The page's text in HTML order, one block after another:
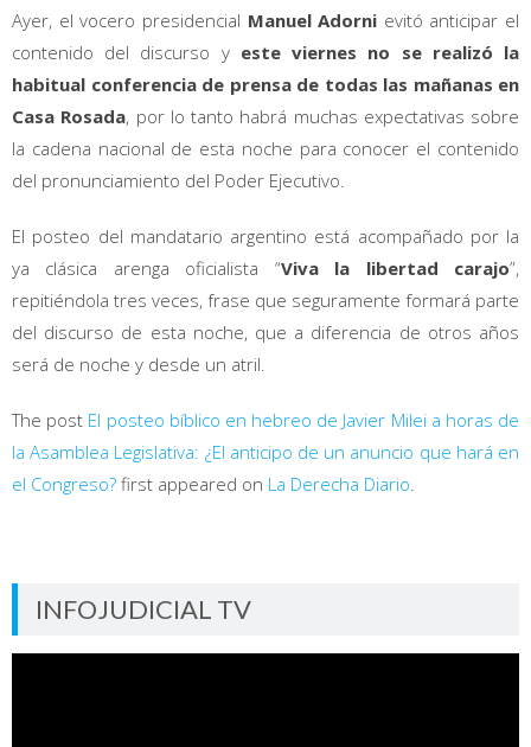
Ayer, el vocero presidencial Manuel Adorni evitó anticipar el
contenido del discurso y este viernes no se realizó la
habitual conferencia de prensa de todas las mañanas en
Casa Rosada, por lo tanto habrá muchas expectativas sobre
la cadena nacional de esta noche para conocer el contenido
del pronunciamiento del Poder Ejecutivo.
El posteo del mandatario argentino está acompañado por la
ya clásica arenga oficialista “Viva la libertad carajo”,
repitiéndola tres veces, frase que seguramente formará parte
del discurso de esta noche, que a diferencia de otros años
será de noche y desde un atril.
The post El posteo bíblico en hebreo de Javier Milei a horas de
la Asamblea Legislativa: ¿El anticipo de un anuncio que hará en
el Congreso? first appeared on La Derecha Diario
INFOJUDICIAL TV